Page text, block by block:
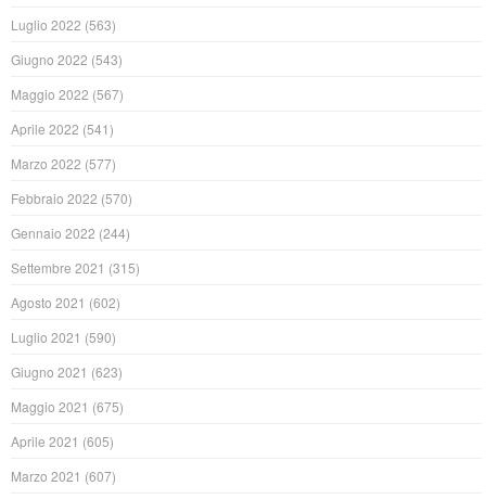
Luglio 2022 (563)
Giugno 2022 (543)
Maggio 2022 (567)
Aprile 2022 (541)
Marzo 2022 (577)
Febbraio 2022 (570)
Gennaio 2022 (244)
Settembre 2021 (315)
Agosto 2021 (602)
Luglio 2021 (590)
Giugno 2021 (623)
Maggio 2021 (675)
Aprile 2021 (605)
Marzo 2021 (607)